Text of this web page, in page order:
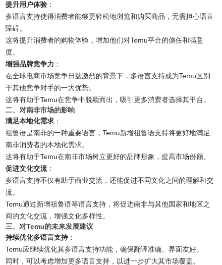
提升用户体验 ：
多语言支持使得消费者能够更轻松地浏览和购买商品，无需担心语言
障碍。
这将提升消费者的购物体验，增加他们对Temu平台的信任和满意
度。
增强品牌竞争力 ：
在全球电商市场竞争日益激烈的背景下，多语言支持成为Temu区别
于其他竞争对手的一大优势。
这将有助于Temu在竞争中脱颖而出，吸引更多消费者选择其平台。
二、对南非市场的影响
满足本地化需求 ：
祖鲁语是南非的一种重要语言，Temu新增祖鲁语支持将更好地满足
南非消费者的本地化需求。
这将有助于Temu在南非市场树立更好的品牌形象，提高市场份额。
促进文化交流：
多语言支持不仅有助于商业交流，还能促进不同文化之间的理解和交
流。
Temu通过新增祖鲁语等语言支持，将促进南非与其他国家和地区之
间的文化交流，增强文化多样性。
三、对Temu的未来发展建议
持续优化多语言支持 ：
Temu应继续优化其多语言支持功能，确保翻译准确、界面友好。
同时，可以考虑增加更多语言支持，以进一步扩大其市场覆盖。